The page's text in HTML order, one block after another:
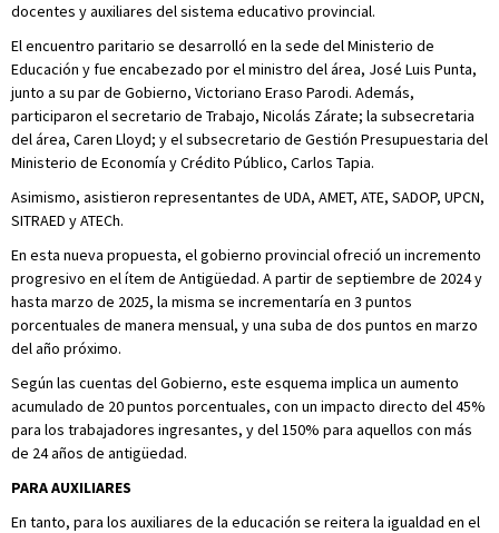
docentes y auxiliares del sistema educativo provincial.
El encuentro paritario se desarrolló en la sede del Ministerio de
Educación y fue encabezado por el ministro del área, José Luis Punta,
junto a su par de Gobierno, Victoriano Eraso Parodi. Además,
participaron el secretario de Trabajo, Nicolás Zárate; la subsecretaria
del área, Caren Lloyd; y el subsecretario de Gestión Presupuestaria del
Ministerio de Economía y Crédito Público, Carlos Tapia.
Asimismo, asistieron representantes de UDA, AMET, ATE, SADOP, UPCN,
SITRAED y ATECh.
En esta nueva propuesta, el gobierno provincial ofreció un incremento
progresivo en el ítem de Antigüedad. A partir de septiembre de 2024 y
hasta marzo de 2025, la misma se incrementaría en 3 puntos
porcentuales de manera mensual, y una suba de dos puntos en marzo
del año próximo.
Según las cuentas del Gobierno, este esquema implica un aumento
acumulado de 20 puntos porcentuales, con un impacto directo del 45%
para los trabajadores ingresantes, y del 150% para aquellos con más
de 24 años de antigüedad.
PARA AUXILIARES
En tanto, para los auxiliares de la educación se reitera la igualdad en el